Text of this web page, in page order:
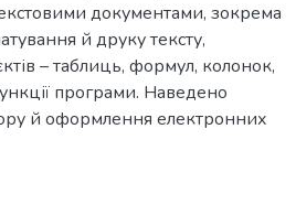
документами, зокрема
й друку тексту,
– таблиць, формул, колонок,
програми. Наведено
й оформлення електронних